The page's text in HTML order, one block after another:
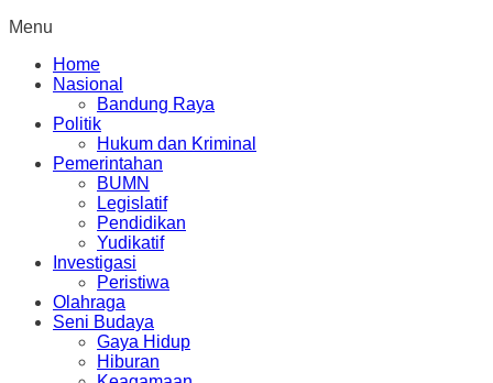
Menu
Home
Nasional
Bandung Raya
Politik
Hukum dan Kriminal
Pemerintahan
BUMN
Legislatif
Pendidikan
Yudikatif
Investigasi
Peristiwa
Olahraga
Seni Budaya
Gaya Hidup
Hiburan